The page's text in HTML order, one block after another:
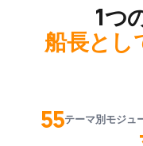
1つ
船長とし
55テーマ別モジュ